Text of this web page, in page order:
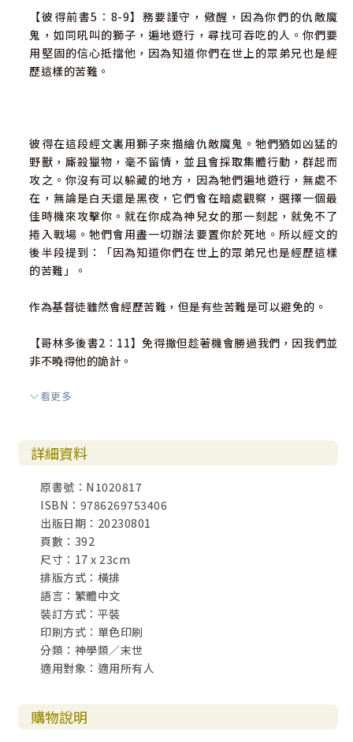
附錄六：末後對教會的迷惑
【彼得前書5：8-9】務要謹守，儆醒，因為你們的仇敵魔
鬼，如同吼叫的獅子，遍地遊行，尋找可吞吃的人。你們要
用堅固的信心抵擋他，因為知道你們在世上的眾弟兄也是經
歷這樣的苦難。
彼得在這段經文裏用獅子來描繪仇敵魔鬼。牠們猶如凶猛的
野獸，廝殺獵物，毫不留情，並且會採取集體行動，群起而
攻之。你沒有可以躲藏的地方，因為牠們遍地遊行，無處不
在，無論是白天還是黑夜，它們會在暗處觀察，選擇一個最
佳時機來攻擊你。就在你成為神兒女的那一刻起，就免不了
捲入戰場。牠們會用盡一切辦法要置你於死地。所以經文的
後半段提到：「因為知道你們在世上的眾弟兄也是經歷這樣
的苦難」。
作為基督徒雖然會經歷苦難，但是有些苦難是可以避免的。
【哥林多後書2：11】免得撒但趁著機會勝過我們，因我們並
非不曉得他的詭計。
我們可以認出仇敵的詭計，如果信徒沒有了解或識破仇敵的
阱裏）
【何西阿書4：6】我的民因無知識而滅亡。
因為對靈界和邪靈可以帶來影響的領域缺乏認知，已經造成
許多信徒跌倒失敗，許多人在無知裏為自己開啟了災難、毀
壞甚至是死亡的大門；使仇敵長驅直入，甚至攻城略地。當
未能分辨仇敵的伎倆時，國家、教會、生命中的每個層面將
受到負面的影響。因此，我們需要了解仇敵是誰並識破他們
的詭計，所謂知己知彼，方能百戰不殆。
本書中的仇敵並非指那些還未信主敵對基督的人，而是指敵
看更多
詳細資料
原書號：N1020817
ISBN：9786269753406
出版日期：20230801
頁數：392
尺寸：17 x 23cm
排版方式：橫排
語言：繁體中文
裝訂方式：平裝
印刷方式：單色印刷
分類：神學類／末世
適用對象：適用所有人
購物說明